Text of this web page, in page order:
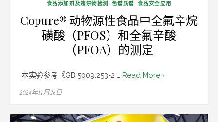
食品添加剂及违禁物检测 , 色谱质谱, 食品安全应用
Copure®|动物源性食品中全氟辛烷
磺酸（PFOS）和全氟辛酸
（PFOA）的测定
本实验参考《GB 5009.253-2 … Read More ›
Posted
2024年11月26日